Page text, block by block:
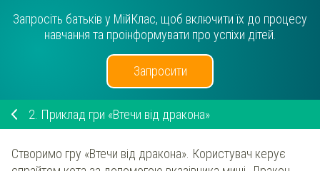
Запросіть батьків у МійКлас, щоб включити їх до процесу
навчання та проінформувати про успіхи дітей.
Запросити
2. Приклад гри «Втечи від дракона»
Створимо гру «Втечи від дракона». Користувач керує